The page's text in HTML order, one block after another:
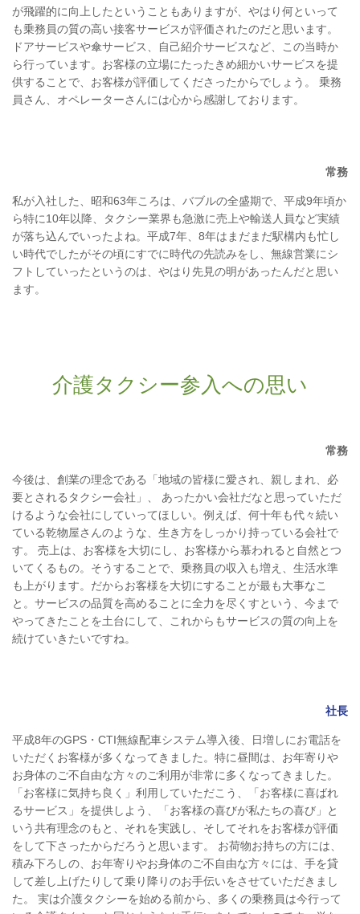
が飛躍的に向上したということもありますが、やはり何といって
も乗務員の質の高い接客サービスが評価されたのだと思います。
ドアサービスや傘サービス、自己紹介サービスなど、この当時か
ら行っています。お客様の立場にたったきめ細かいサービスを提
供することで、お客様が評価してくださったからでしょう。 乗務
員さん、オペレーターさんには心から感謝しております。
常務
私が入社した、昭和63年ころは、バブルの全盛期で、平成9年頃か
ら特に10年以降、タクシー業界も急激に売上や輸送人員など実績
が落ち込んでいったよね。平成7年、8年はまだまだ駅構内も忙し
い時代でしたがその頃にすでに時代の先読みをし、無線営業にシ
フトしていったというのは、やはり先見の明があったんだと思い
ます。
介護タクシー参入への思い
常務
今後は、創業の理念である「地域の皆様に愛され、親しまれ、必
要とされるタクシー会社」、 あったかい会社だなと思っていただ
けるような会社にしていってほしい。例えば、何十年も代々続い
ている乾物屋さんのような、生き方をしっかり持っている会社で
す。 売上は、お客様を大切にし、お客様から慕われると自然とつ
いてくるもの。そうすることで、乗務員の収入も増え、生活水準
も上がります。だからお客様を大切にすることが最も大事なこ
と。サービスの品質を高めることに全力を尽くすという、今まで
やってきたことを土台にして、これからもサービスの質の向上を
続けていきたいですね。
社長
平成8年のGPS・CTI無線配車システム導入後、日増しにお電話を
いただくお客様が多くなってきました。特に昼間は、お年寄りや
お身体のご不自由な方々のご利用が非常に多くなってきました。
「お客様に気持ち良く」利用していただこう、「お客様に喜ばれ
るサービス」を提供しよう、「お客様の喜びが私たちの喜び」と
いう共有理念のもと、それを実践し、そしてそれをお客様が評価
をして下さったからだろうと思います。 お荷物お持ちの方には、
積み下ろしの、お年寄りやお身体のご不自由な方々には、手を貸
して差し上げたりして乗り降りのお手伝いをさせていただきまし
た。 実は介護タクシーを始める前から、多くの乗務員は今行って